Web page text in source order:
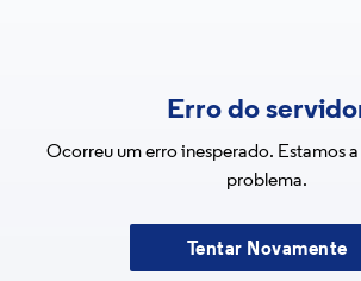
Erro do
Ocorreu um erro inesperado. Estamos
problema.
Tentar Novamente